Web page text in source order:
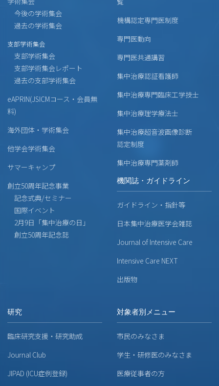
今後の学術集会
過去の学術集会
支部学術集会
支部学術集会
支部学術集会レポート
過去の支部学術集会
eAPRIN(JSICMコース・会員無
料)
海外団体・学術集会
他学会学術集会
サマーキャンプ
創立50周年記念事業
記念式典/セミナー
国際イベント
2月9日「集中治療の日」
創立50周年記念誌
機構認定専門医制度
専門医動向
専門医共通講習
集中治療認証看護師
集中治療専門臨床工学技士
集中治療理学療法士
集中治療超音波画像診断
認定制度
集中治療専門薬剤師
機関誌・ガイドライン
ガイドライン・指針等
日本集中治療医学会雑誌
Journal of Intensive Care
Intensive Care NEXT
出版物
研究
臨床研究支援・研究助成
Journal Club
JIPAD (ICU症例登録)
対象者別メニュー
市民のみなさま
学生・研修医のみなさま
医療従事者の方